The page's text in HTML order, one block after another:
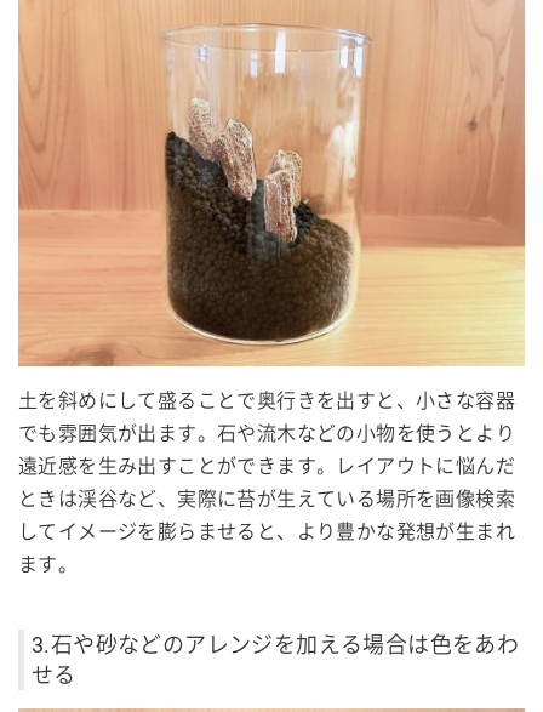
土を斜めにして盛ることで奥行きを出すと、小さな容器
でも雰囲気が出ます。石や流木などの小物を使うとより
遠近感を生み出すことができます。レイアウトに悩んだ
ときは渓谷など、実際に苔が生えている場所を画像検索
してイメージを膨らませると、より豊かな発想が生まれ
ます。
3.石や砂などのアレンジを加える場合は色をあわ
せる